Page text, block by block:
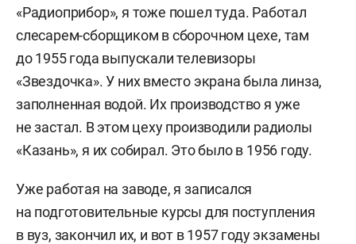
«Радиоприбор», я тоже пошел туда. Работал
слесарем-сборщиком в сборочном цехе, там
до 1955 года выпускали телевизоры
«Звездочка». У них вместо экрана была линза,
заполненная водой. Их производство я уже
не застал. В этом цеху производили радиолы
«Казань», я их собирал. Это было в 1956 году.
Уже работая на заводе, я записался
на подготовительные курсы для поступления
в вуз, закончил их, и вот в 1957 году экзамены